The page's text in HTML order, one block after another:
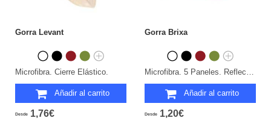
Gorra Levant
Microfibra. Cierre Elástico.
Añadir al carrito
Desde 1,76€
Gorra Brixa
Añadir al carrito
Desde 1,20€